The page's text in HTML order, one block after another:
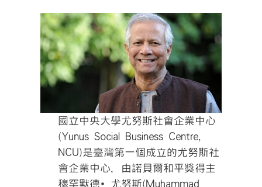
國立中央大學尤努斯社會企業中心
(Yunus Social Business Centre,
NCU)是臺灣第一個成立的尤努斯社
會企業中心，由諾貝爾和平獎得主
穆罕默德•尤努斯(Muhammad